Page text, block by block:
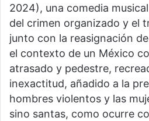
2024), una comedia
del crimen organizado y el
junto con la reasignación
el contexto de un México
atrasado y pedestre,
inexactitud, añadido a la
hombres violentos y las
sino santas, como ocurre